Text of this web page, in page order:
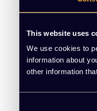
This website uses
We use cookies to
information about
other information